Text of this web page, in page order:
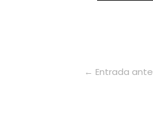
← Entrada